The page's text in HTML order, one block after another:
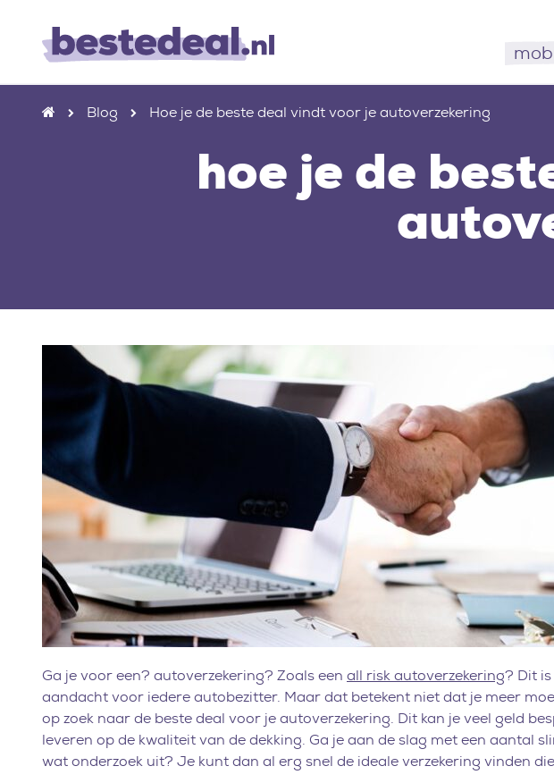
Blog Hoe je de beste deal vindt voor je autoverzekering
hoe je de
Ga je voor een? autoverzekering? Zoals een all risk autoverzekering? Dit
aandacht voor iedere autobezitter. Maar dat betekent niet dat je meer
op zoek naar de beste deal voor je autoverzekering. Dit kan je veel geld
leveren op de kwaliteit van de dekking. Ga je aan de slag met een aantal
wat onderzoek uit? Je kunt dan al erg snel de ideale verzekering vinden